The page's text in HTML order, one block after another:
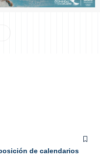
de calendarios